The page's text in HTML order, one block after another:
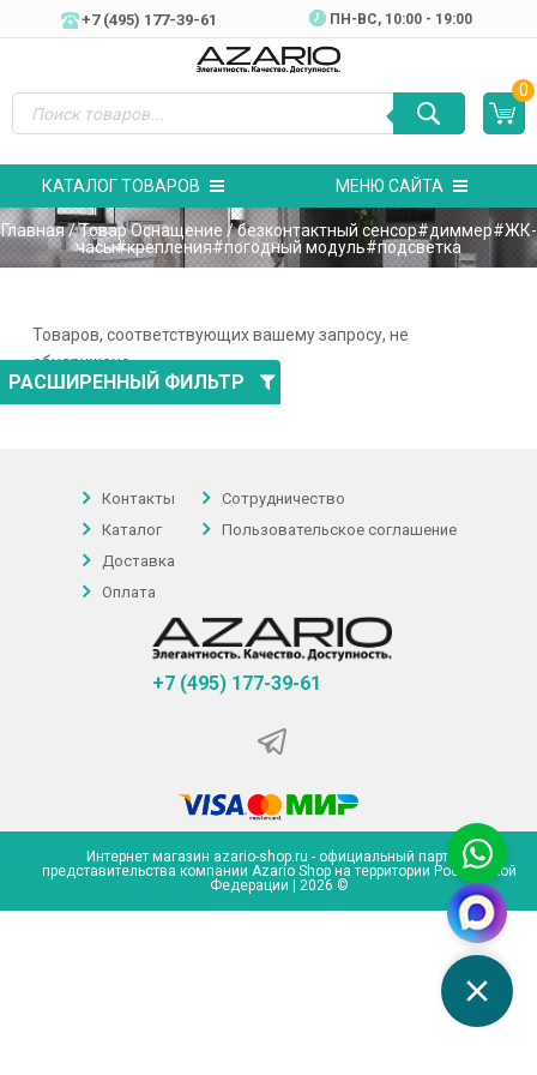
+7 (495) 177-39-61 ПН-ВC, 10:00 - 19:00
0
КАТАЛОГ ТОВАРОВ МЕНЮ САЙТА
Главная/ Товар Оснащение / безконтактный сенсор#диммер#ЖК-
часы#крепления#погодный модуль#подсветка
РАСШИРЕННЫЙ ФИЛЬТР
Товаров, соответствующих вашему запросу, не
обнаружено.
Контакты
Каталог
Доставка
Оплата
Сотрудничество
Пользовательское соглашение
+7 (495) 177-39-61
Интернет магазин azario-shop.ru - официальный партнер
представительства компании Azario Shop на территории Российской
Федерации | 2026 ©